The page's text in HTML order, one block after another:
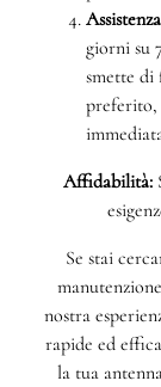
giorni su
smette di
preferito,
Affidabilità:
Se stai
nostra
rapide ed
la tua